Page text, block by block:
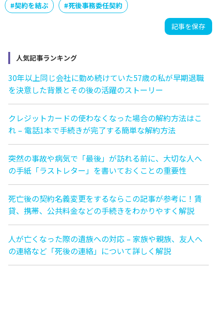
#契約を結ぶ #死後事務委任契約
記事を保存
人気記事ランキング
30年以上同じ会社に勤め続けていた57歳の私が早期退職
を決意した背景とその後の活躍のストーリー
クレジットカードの使わなくなった場合の解約方法はこ
れ – 電話1本で手続きが完了する簡単な解約方法
突然の事故や病気で「最後」が訪れる前に、大切な人へ
の手紙「ラストレター」を書いておくことの重要性
死亡後の契約名義変更をするならこの記事が参考に！賃
貸、携帯、公共料金などの手続きをわかりやすく解説
人が亡くなった際の遺族への対応 – 家族や親族、友人へ
の連絡など「死後の連絡」について詳しく解説